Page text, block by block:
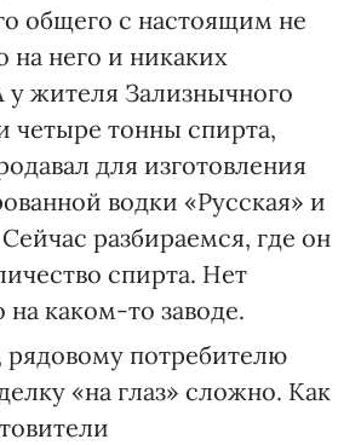
общего с настоящим не
него и никаких
у жителя Зализнычного
четыре тонны спирта,
для изготовления
водки «Русская» и
разбираемся, где он
спирта. Нет
каком-то заводе.
потребителю
«на глаз» сложно. Как